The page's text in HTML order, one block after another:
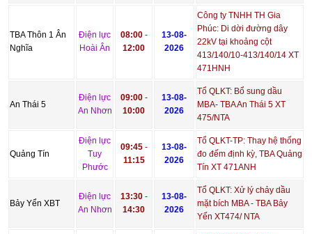
TBA Thôn 1 Ân
Nghĩa
Điện lực
Hoài Ân
08:00-
12:00
13-08-
2026
Công ty TNHH TH Gia
Phúc: Di dời đường dây
22kV tại khoảng cột
413/140/10-413/140/14 XT
471HNH
An Thái 5
Điện lực
An Nhơn
09:00-
10:00
13-08-
2026
Tổ QLKT: Bổ sung dầu
MBA- TBA An Thái 5 XT
475/NTA
Quảng Tín
Điện lực
Tuy
Phước
09:45-
11:15
13-08-
2026
Tổ QLKT-TP: Thay hệ thống
đo đếm định kỳ, TBA Quảng
Tín XT 471ANH
Bảy Yển XBT
Điện lực
An Nhơn
13:30-
14:30
13-08-
2026
Tổ QLKT: Xử lý chảy dầu
mặt bích MBA - TBA Bảy
Yển XT474/ NTA